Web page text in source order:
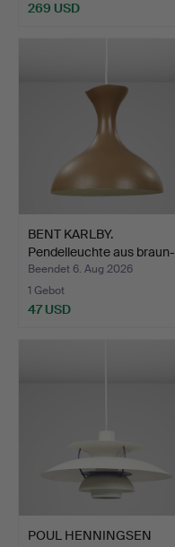
269 USD
BENT KARLBY.
Pendelleuchte aus braun-
und …
Beendet 6. Aug 2026
1 Gebot
47 USD
POUL HENNINGSEN